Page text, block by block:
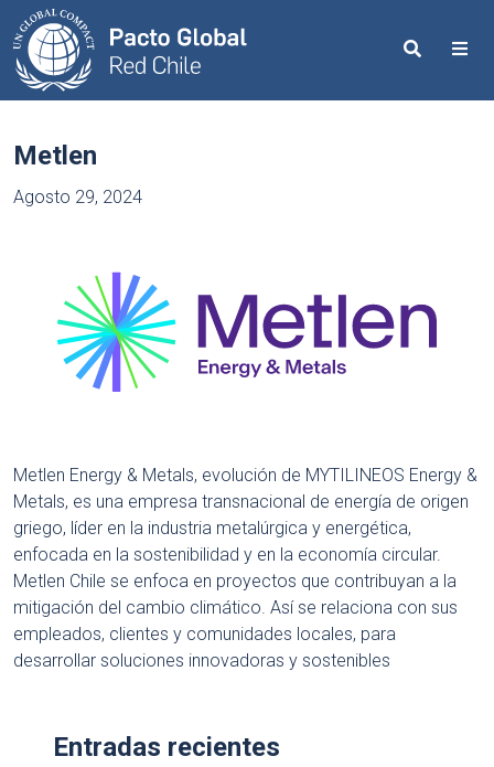
Search
Metlen
Agosto 29, 2024
Metlen Energy & Metals, evolución de MYTILINEOS Energy &
Metals, es una empresa transnacional de energía de origen
griego, líder en la industria metalúrgica y energética,
enfocada en la sostenibilidad y en la economía circular.
Metlen Chile se enfoca en proyectos que contribuyan a la
mitigación del cambio climático. Así se relaciona con sus
empleados, clientes y comunidades locales, para
desarrollar soluciones innovadoras y sostenibles
Entradas recientes